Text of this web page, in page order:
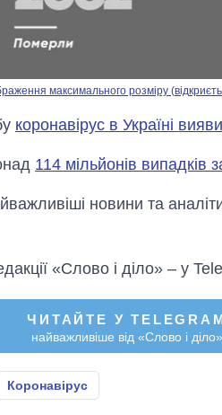
максимального розміру
коронавірус в Україні
114 мільйонів випадків
новини та
«Слово і діло» – у
ЧИТАЙТЕ У
найважливіше від «Слово і діло»
Коронавірус